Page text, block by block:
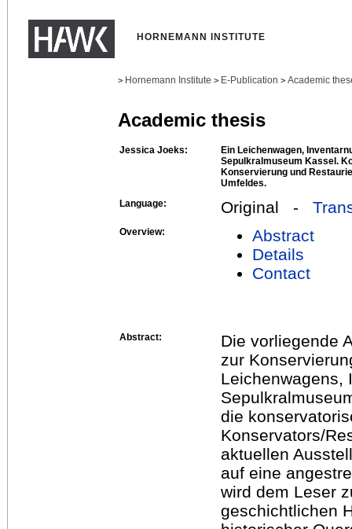
HORNEMANN INSTITUTE
> Hornemann Institute > E-Publication > Academic
Academic thesis
Jessica Joeks:
Ein Leichenwagen,
Sepulkralmuseum Kassel.
Konservierung und
Umfeldes.
Language:
Original -
Overview:
Abstract
Details
Contact
Abstract:
Die vorliegende
zur
Leichenwagens,
die
Konservators/
aktuellen
auf eine
wird dem Leser
geschichtlichen